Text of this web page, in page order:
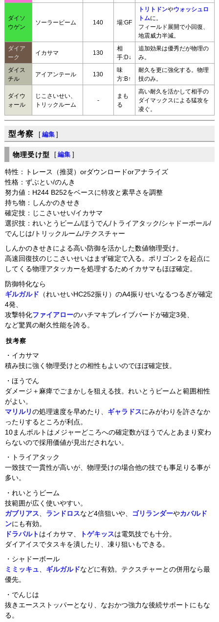
ダイソ
ウゲン
ソーラービーム 140 場:GF
トリトドンやウォッシュロ
トムに。
フィールド展開で小回復、
地震威力半減。
ダイア
ーク
イカサマ 130
相
手:D↓
追加効果は優秀だが物理の
み。
ダイス
チル
アイアンテール 130
味
方:B↑
耐久を更に強化する。物理
技のみ。
ダイウ
ォール
じこさいせい、
トリックルーム
-
まも
る
高い耐久を活かして相手の
ダイマックスによる猛攻を
凌ぐ。
型考察 [ 編集 ]
物理受け型 [ 編集 ]
特性：トレース（推奨）orダウンロードorアナライズ
性格：ずぶとい/のんき
努力値：H244 B252をベースに特攻と素早さを調整
持ち物：しんかのきせき
確定技：じこさいせい/イカサマ
選択技：れいとうビーム/ほうでん/トライアタック/シャドーボール/
でんじは/トリックルーム/テクスチャー
しんかのきせきによる高い防御を活かした数値物理受け。
高速回復技のじこさいせいはまず確定で入る。ポリゴン２を起点に
してくる物理アタッカーを処理するためイカサマもほぼ確定。
防御特化なら
ギルガルド （れいせいHC252振り）のA4振りせいなるつるぎが確定
4発、
攻撃特化ファイアローのハチマキブレイブバードが確定3発、
など驚異の耐久性能を誇る。
技考察
・イカサマ
積み技に強く物理受けとの相性もよいのでほぼ確定技。
・ほうでん
ダメージ＋麻痺でごまかしを狙える技。れいとうビームと範囲相性
がよい。
マリルリの処理速度を早めたり、 ギャラドスにみがわりを許さなか
ったりするところが利点。
10まんボルトはメジャーどころへの確定数がほうでんとあまり変わ
らないので採用価値が見出だされない。
・トライアタック
一致技で一貫性が高いが、物理受けの場合他の技でも事足りる事が
多い。
・れいとうビーム
技範囲が広く使いやすい。
ガブリアス
ランドロスなど4倍狙いや、 ゴリランダーやカバルド
ンにも有効。
ドラパルト はイカサマ、 トゲキッスは電気技でも十分。
ダイアイスでタスキを潰したり、凍り狙いもできる。
・シャドーボール
ミミッキュ、 ギルガルドなどに有効。テクスチャーとの併用なら最
優先。
・でんじは
抜きエースストッパーとなり、なおかつ強力な後続サポートにもな
る。